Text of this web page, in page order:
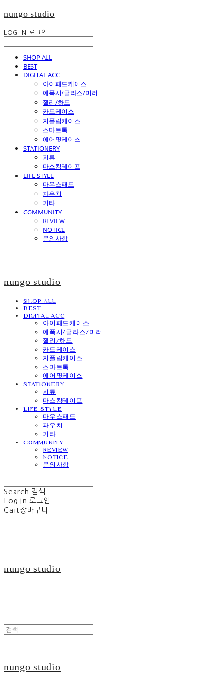
nungo studio
LOG IN 로그인
SHOP ALL
BEST
DIGITAL ACC
아이패드케이스
에폭시/글라스/미러
젤리/하드
카드케이스
지플립케이스
스마트톡
에어팟케이스
STATIONERY
지류
마스킹테이프
LIFE STYLE
마우스패드
파우치
기타
COMMUNITY
REVIEW
NOTICE
문의사항
nungo studio
SHOP ALL
BEST
DIGITAL ACC
아이패드케이스
에폭시/글라스/미러
젤리/하드
카드케이스
지플립케이스
스마트톡
에어팟케이스
STATIONERY
지류
마스킹테이프
LIFE STYLE
마우스패드
파우치
기타
COMMUNITY
REVIEW
NOTICE
문의사항
Search 검색
Log In 로그인
Cart장바구니
nungo studio
nungo studio